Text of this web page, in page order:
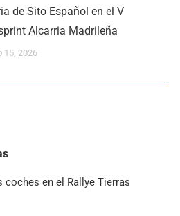
de Sito Español en el V
Alcarria Madrileña
15, 2026
coches en el Rallye Tierras